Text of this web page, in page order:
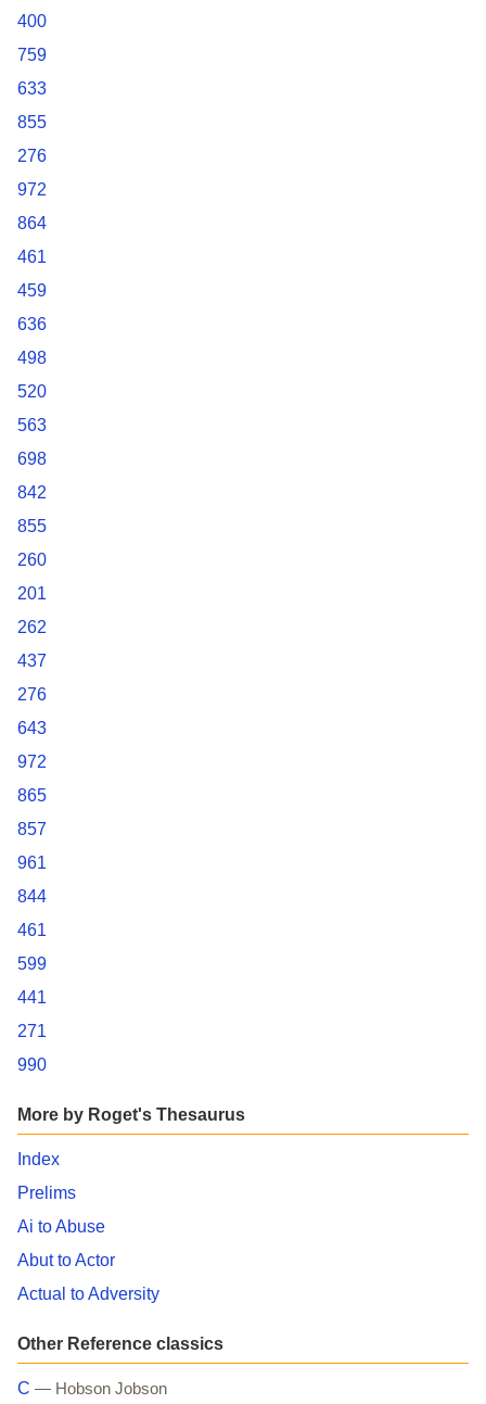
400
759
633
855
276
972
864
461
459
636
498
520
563
698
842
855
260
201
262
437
276
643
972
865
857
961
844
461
599
441
271
990
More by Roget's Thesaurus
Index
Prelims
Ai to Abuse
Abut to Actor
Actual to Adversity
Other Reference classics
C — Hobson Jobson